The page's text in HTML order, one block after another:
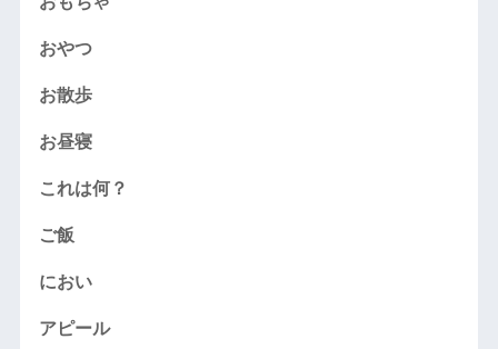
おやつ
お散歩
お昼寝
これは何？
ご飯
におい
アピール